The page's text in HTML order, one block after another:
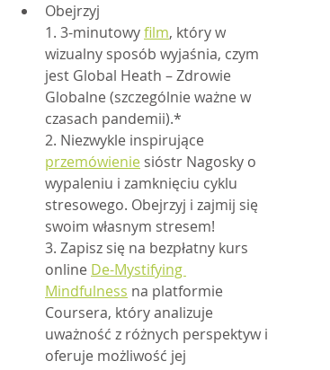
Obejrzyj
1. 3-minutowy film, który w
wizualny sposób wyjaśnia, czym
jest Global Heath – Zdrowie
Globalne (szczególnie ważne w
czasach pandemii).*
2. Niezwykle inspirujące
przemówienie sióstr Nagosky o
wypaleniu i zamknięciu cyklu
stresowego. Obejrzyj i zajmij się
swoim własnym stresem!
3. Zapisz się na bezpłatny kurs
online De-Mystifying
Mindfulness na platformie
Coursera, który analizuje
uważność z różnych perspektyw i
oferuje możliwość jej